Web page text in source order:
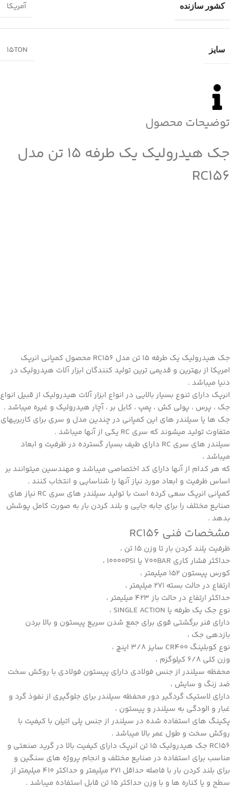
توضیحات محصول
جک هیدرولیک یک طرفه 15 تن مدل
RC156
جک هیدرولیک یک طرفه 15 تن مدل RC15 6 محصول کمپانی انرپک
امریکا از بهترین و قدیمی ترین تولید کنندگان ابزار آلات هیدرولیک در
دنیا میباشد .
انرپک دارای تنوع بسیار بالایی در انواع ابزار آلات هیدرولیک از قبیل انواع
جک ، پرس ، پولی کش ، پمپ ، کابل بر ، آچار هیدرولیک و غیره میباشد .
جک ها یا سیلندر های این کمپانی در چندین مدل و سری برای کاربریهای
متفاوت تولید میشوند که سری RC یکی از آنها میباشد .
سیلندر های سری RC دارای طیف بسیار گسترده در ظرفیت و ابعاد
میباشد ،
که هر کدام از آنها دارای کد اختصاصی میباشد و مهندسین میتوانند بر
اساس ظرفیت و ابعاد مورد نیاز آنها را شناسایی و انتخاب کنند .
کمپانی انرپک سعی کرده است با تولید سیلندر های سری RC نیاز های
صنایع مختلف را برای جابه جایی و بلند کردن بار به صورت کامل پوشش
بدهد .
مشخصات فنی RC156
ظرفیت یلند کردن بار تا وزن 15 تن ،
حداکثر فشار کاری 700BAR یا 10000PSI ،
کورس پیستون 152 میلیمتر ،
ارتفاع در حالت بسته 271 میلیمتر ،
حداکثر ارتفاع در حالت باز 423 میلیمتر ،
نوع جک یک طرفه یا SINGLE ACTION ،
دارای فنر برگشتی قوی برای جمع شدن سریع پیستون و بالا بردن
بازدهی جک ،
نوع کوبلینگ CR400 سایز 3/8 اینچ ،
وزن کلی 6/8 کیلوگزم ،
محفظه سیلندر از جنس فولادی دارای پیستون فولادی با روکش سخت
ضد زنگ و سایش ،
دارای لاستیک گردگیر دور محفظه سیلندر برای جلوگیری از نفوذ گرد و
غبار و الودگی به سیلندر و پیستون ،
پکینگ های استفاده شده در سیلندر از جنس پلی اتیلن با کیفیت با
روکش سخت و طول عمر بالا میباشد .
RC156 جک هیدرولیک 15 تن انرپک دارای کیفیت بالا در گرید صنعتی و
مناسب برای استفاده در صنایع مختلف و انجام پروژه های سنگین و
برای بلند کردن بار با فاصله حداقل 271 میلیمتر و حداکثر 410 میلیمتر از
سطح و یا کناره ها و با وزن حداکثر 15 تن قابل استفاده میباشد .
کشور سازنده آمریکا
سایز 15TON